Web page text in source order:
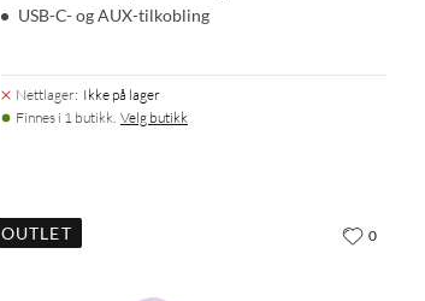
USB-C- og AUX-tilkobling
Nettlager: Ikke på lager
Finnes i 1 butikk. Velg butikk
OUTLET 0